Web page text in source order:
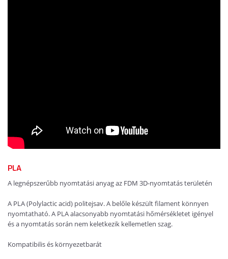
PLA
A legnépszerűbb nyomtatási anyag az FDM 3D-nyomtatás területén
A PLA (Polylactic acid) politejsav. A belőle készült filament könnyen
nyomtatható. A PLA alacsonyabb nyomtatási hőmérsékletet igényel
és a nyomtatás során nem keletkezik kellemetlen szag.
Kompatibilis és környezetbarát